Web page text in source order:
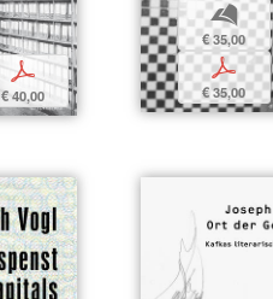
p
€ 40,00
b
€ 35,00
p
€ 35,00